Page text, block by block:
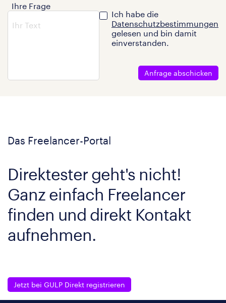
Ihre Frage
Ich habe die
Datenschutzbestimmungen
gelesen und bin damit
einverstanden.
Anfrage abschicken
Das Freelancer-Portal
Direktester geht's nicht!
Ganz einfach Freelancer
finden und direkt Kontakt
aufnehmen.
Jetzt bei GULP Direkt registrieren